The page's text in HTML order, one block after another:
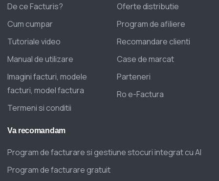
De ce Facturis?
Cum cumpar
Tutoriale video
Manual de utilizare
Imagini facturi, modele
facturi, model factura
Termeni si conditii
Oferte distributie
Program de afiliere
Recomandare clienti
Case de marcat
Parteneri
Ro e-Factura
Va recomandam
Program de facturare si gestiune stocuri integrat cu AI
Program de facturare gratuit